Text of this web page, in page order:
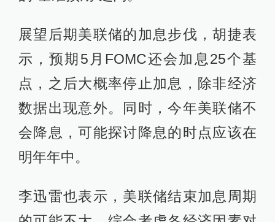
展望后期美联储的加息步伐，胡捷表
示，预期5月FOMC还会加息25个基
点，之后大概率停止加息，除非经济
数据出现意外。同时，今年美联储不
会降息，可能探讨降息的时点应该在
明年年中。
李迅雷也表示，美联储结束加息周期